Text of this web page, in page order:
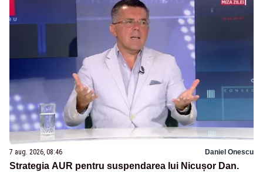
7 aug. 2026, 08:46 Daniel Onescu
Strategia AUR pentru suspendarea lui Nicușor Dan.